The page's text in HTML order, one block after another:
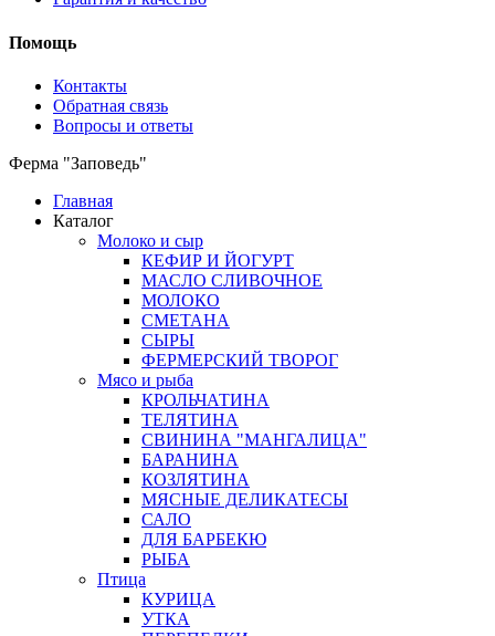
Помощь
Контакты
Обратная связь
Вопросы и ответы
Ферма "Заповедь"
Главная
Каталог
Молоко и сыр
КЕФИР И ЙОГУРТ
МАСЛО СЛИВОЧНОЕ
МОЛОКО
СМЕТАНА
СЫРЫ
ФЕРМЕРСКИЙ ТВОРОГ
Мясо и рыба
КРОЛЬЧАТИНА
ТЕЛЯТИНА
СВИНИНА "МАНГАЛИЦА"
БАРАНИНА
КОЗЛЯТИНА
МЯСНЫЕ ДЕЛИКАТЕСЫ
САЛО
ДЛЯ БАРБЕКЮ
РЫБА
Птица
КУРИЦА
УТКА